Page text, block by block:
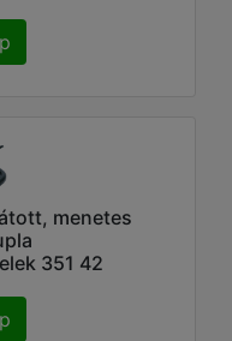
menetes
351 42